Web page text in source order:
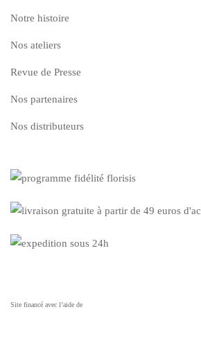
Notre histoire
Nos ateliers
Revue de Presse
Nos partenaires
Nos distributeurs
Site financé avec l’aide de